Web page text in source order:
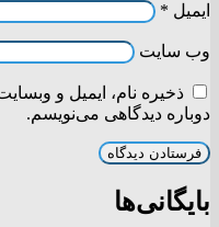
ایمیل *
وب‌ سایت
ذخیره نام، ایمیل و
دوباره دیدگاهی می‌نویسم.
بایگانی‌ها